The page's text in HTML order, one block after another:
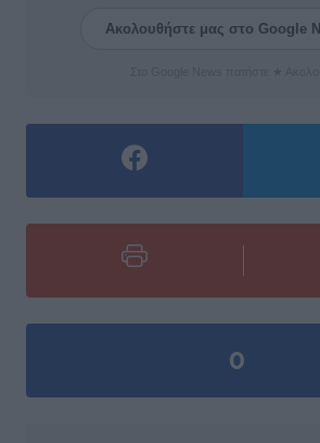
Ακολουθήστε μας στο Google
0